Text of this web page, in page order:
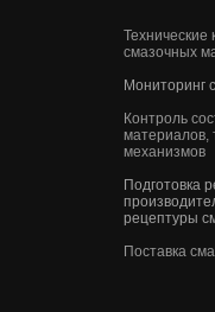
Технические
смазочных
Мониторинг
Контроль
материалов,
механизмов
Подготовка
рецептуры
Поставка